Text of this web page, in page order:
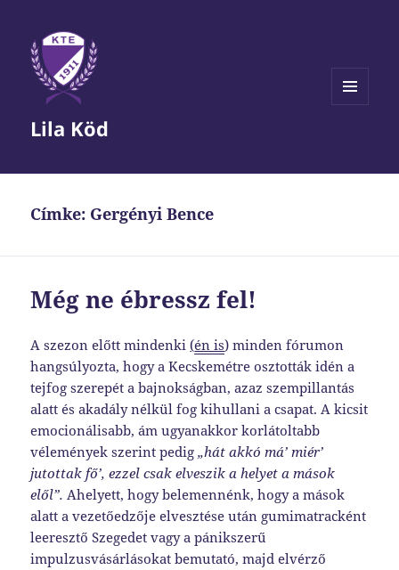
Lila Köd
Címke: Gergényi Bence
Még ne ébressz fel!
A szezon előtt mindenki(én is) minden fórumon
hangsúlyozta, hogy a Kecskemétre osztották idén a
tejfog szerepét a bajnokságban, azaz szempillantás
alatt és akadály nélkül fog kihullani a csapat. A kicsit
emocionálisabb, ám ugyanakkor korlátoltabb
vélemények szerint pedig„hát akkó má’ miér’
jutottak fő’, ezzel csak elveszik a helyet a mások
elől”. Ahelyett, hogy belemennénk, hogy a mások
alatt a vezetőedzője elvesztése után gumimatracként
leeresztő Szegedet vagy a pánikszerű
impulzusvásárlásokat bemutató, majd elvérző